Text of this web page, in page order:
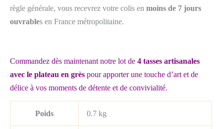
règle générale, vous recevrez votre colis en moins de 7 jours
ouvrables en France métropolitaine.
Commandez dès maintenant notre lot de 4 tasses artisanales
avec le plateau en grès pour apporter une touche d’art et de
délice à vos moments de détente et de convivialité.
Poids 0.7 kg